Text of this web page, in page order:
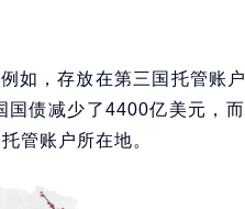
如，存放在第三国托管账
债减少了4400亿美元，
管账户所在地。